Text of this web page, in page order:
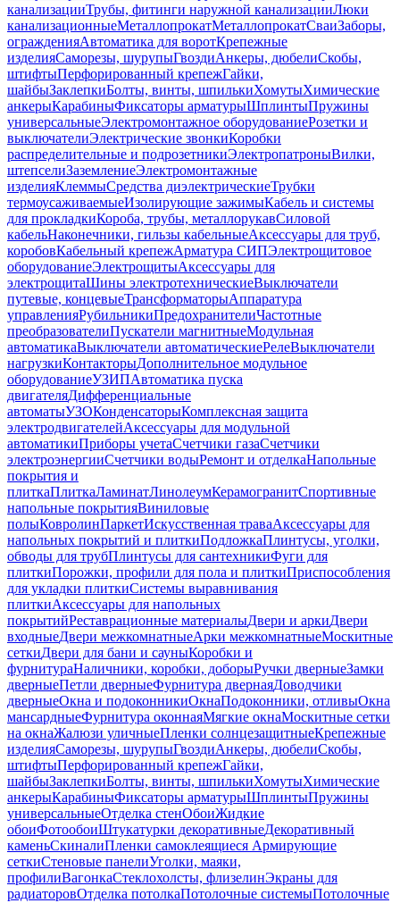
канализацииТрубы, фитинги наружной канализацииЛюки
канализационныеМеталлопрокатМеталлопрокатСваиЗаборы,
огражденияАвтоматика для воротКрепежные
изделияСаморезы, шурупыГвоздиАнкеры, дюбелиСкобы,
штифтыПерфорированный крепежГайки,
шайбыЗаклепкиБолты, винты, шпилькиХомутыХимические
анкерыКарабиныФиксаторы арматурыШплинтыПружины
универсальныеЭлектромонтажное оборудованиеРозетки и
выключателиЭлектрические звонкиКоробки
распределительные и подрозетникиЭлектропатроныВилки,
штепселиЗаземлениеЭлектромонтажные
изделияКлеммыСредства диэлектрическиеТрубки
термоусаживаемыеИзолирующие зажимыКабель и системы
для прокладкиКороба, трубы, металлорукавСиловой
кабельНаконечники, гильзы кабельныеАксессуары для труб,
коробовКабельный крепежАрматура СИПЭлектрощитовое
оборудованиеЭлектрощитыАксессуары для
электрощитаШины электротехническиеВыключатели
путевые, концевыеТрансформаторыАппаратура
управленияРубильникиПредохранителиЧастотные
преобразователиПускатели магнитныеМодульная
автоматикаВыключатели автоматическиеРелеВыключатели
нагрузкиКонтакторыДополнительное модульное
оборудованиеУЗИПАвтоматика пуска
двигателяДифференциальные
автоматыУЗОКонденсаторыКомплексная защита
электродвигателейАксессуары для модульной
автоматикиПриборы учетаСчетчики газаСчетчики
электроэнергииСчетчики водыРемонт и отделкаНапольные
покрытия и
плиткаПлиткаЛаминатЛинолеумКерамогранитСпортивные
напольные покрытияВиниловые
полыКовролинПаркетИскусственная траваАксессуары для
напольных покрытий и плиткиПодложкаПлинтусы, уголки,
обводы для трубПлинтусы для сантехникиФуги для
плиткиПорожки, профили для пола и плиткиПриспособления
для укладки плиткиСистемы выравнивания
плиткиАксессуары для напольных
покрытийРеставрационные материалыДвери и аркиДвери
входныеДвери межкомнатныеАрки межкомнатныеМоскитные
сеткиДвери для бани и сауныКоробки и
фурнитураНаличники, коробки, доборыРучки дверныеЗамки
дверныеПетли дверныеФурнитура двернаяДоводчики
дверныеОкна и подоконникиОкнаПодоконники, отливыОкна
мансардныеФурнитура оконнаяМягкие окнаМоскитные сетки
на окнаЖалюзи уличныеПленки солнцезащитныеКрепежные
изделияСаморезы, шурупыГвоздиАнкеры, дюбелиСкобы,
штифтыПерфорированный крепежГайки,
шайбыЗаклепкиБолты, винты, шпилькиХомутыХимические
анкерыКарабиныФиксаторы арматурыШплинтыПружины
универсальныеОтделка стенОбоиЖидкие
обоиФотообоиШтукатурки декоративныеДекоративный
каменьСкиналиПленки самоклеящиеся Армирующие
сеткиСтеновые панелиУголки, маяки,
профилиВагонкаСтеклохолсты, флизелинЭкраны для
радиаторовОтделка потолкаПотолочные системыПотолочные